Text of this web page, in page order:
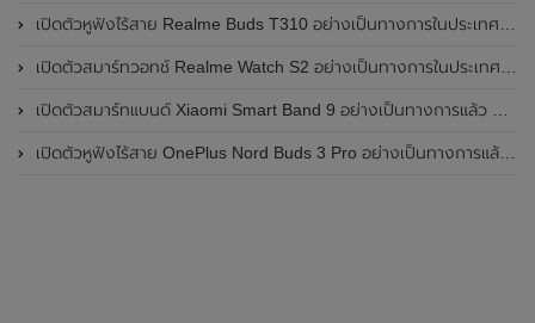
เปิดตัวหูฟังไร้สาย Realme Buds T310 อย่างเป็นทางการในประเทศอินเดีย มาพร้อมระบบตัดเสียงรบกวน ANC สูงสุด 46dB , เสียงรอบทิศทาง 360 องศา , แบตเตอรี่สามารถใช้งานได้นานสูงสุด 40 ชั่วโมง
เปิดตัวสมาร์ทวอทช์ Realme Watch S2 อย่างเป็นทางการในประเทศอินเดีย มาพร้อมตัวเรือนสแตนเลสสตีล , หน้าจอแสดงผล AMOLED ขนาด 1.43 นิ้ว , แบตเตอรี่ขนาดใหญ่ใช้งานได้นาน 20 วัน และรองรับคำสั่งเสียง Super AI Engine ที่ขับเคลื่อนโดย ChatGPT
เปิดตัวสมาร์ทแบนด์ Xiaomi Smart Band 9 อย่างเป็นทางการแล้ว มาพร้อมหน้าจอ AMOLED ขนาด 1.62 นิ้ว , ตัวเรือนเป็นโลหะ และแบตเตอรี่สุดอึดสามารถใช้งานได้นานถึง 21 วัน
เปิดตัวหูฟังไร้สาย OnePlus Nord Buds 3 Pro อย่างเป็นทางการแล้ว มาพร้อมระบบตัดเสียงรบกวน (ANC) สามารถลดเสียงรบกวนได้ 49dB และแบตเตอรี่สุดอึดใช้งานได้นานสูงสุดถึง 44 ชั่วโมง